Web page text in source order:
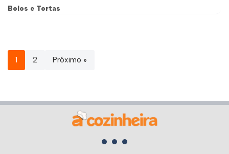
Bolos e Tortas
1 2 Próximo »